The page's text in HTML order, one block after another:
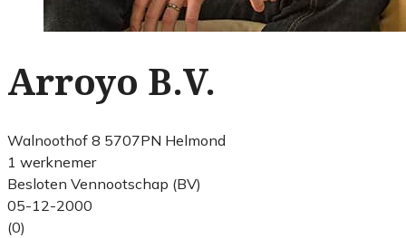
Arroyo B.V.
Walnoothof 8 5707PN Helmond
1 werknemer
Besloten Vennootschap (BV)
05-12-2000
(0)